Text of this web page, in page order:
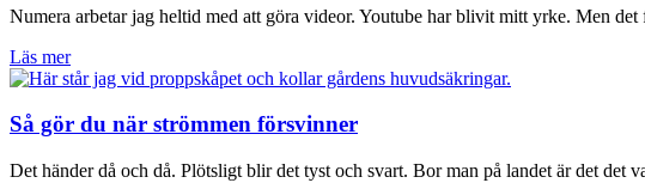
Numera arbetar jag heltid med att göra videor. Youtube har blivit mitt yrke. Men det
Läs mer
Så gör du när strömmen försvinner
Det händer då och då. Plötsligt blir det tyst och svart. Bor man på landet är det det